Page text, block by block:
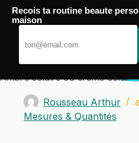
Passer
contenu
Ambre solaire ou crème
Rousseau Arthur
Mesures & Quantités
Recois ta routine beaute
maison